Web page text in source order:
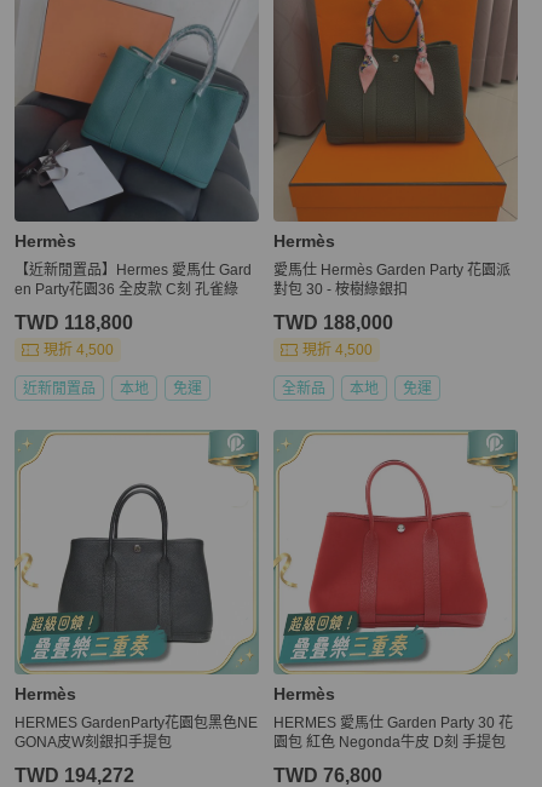
Hermès
【近新閒置品】Hermes 愛馬仕 Gard
en Party花園36 全皮款 C刻 孔雀綠
TWD 118,800
現折 4,500
近新閒置品 本地 免運
Hermès
愛馬仕 Hermès Garden Party 花園派
對包 30 - 桉樹綠銀扣
TWD 188,000
現折 4,500
全新品 本地 免運
Hermès
HERMES GardenParty花園包黑色NE
GONA皮W刻銀扣手提包
TWD 194,272
Hermès
HERMES 愛馬仕 Garden Party 30 花
園包 紅色 Negonda牛皮 D刻 手提包
TWD 76,800